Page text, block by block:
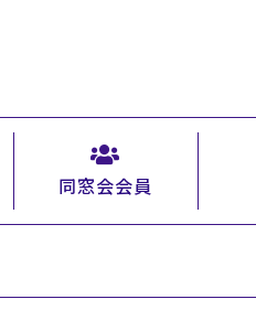
同窓会会員